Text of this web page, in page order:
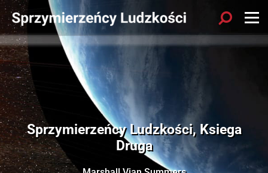
Sprzymierzeńcy Ludzkości, Ksiega
Druga